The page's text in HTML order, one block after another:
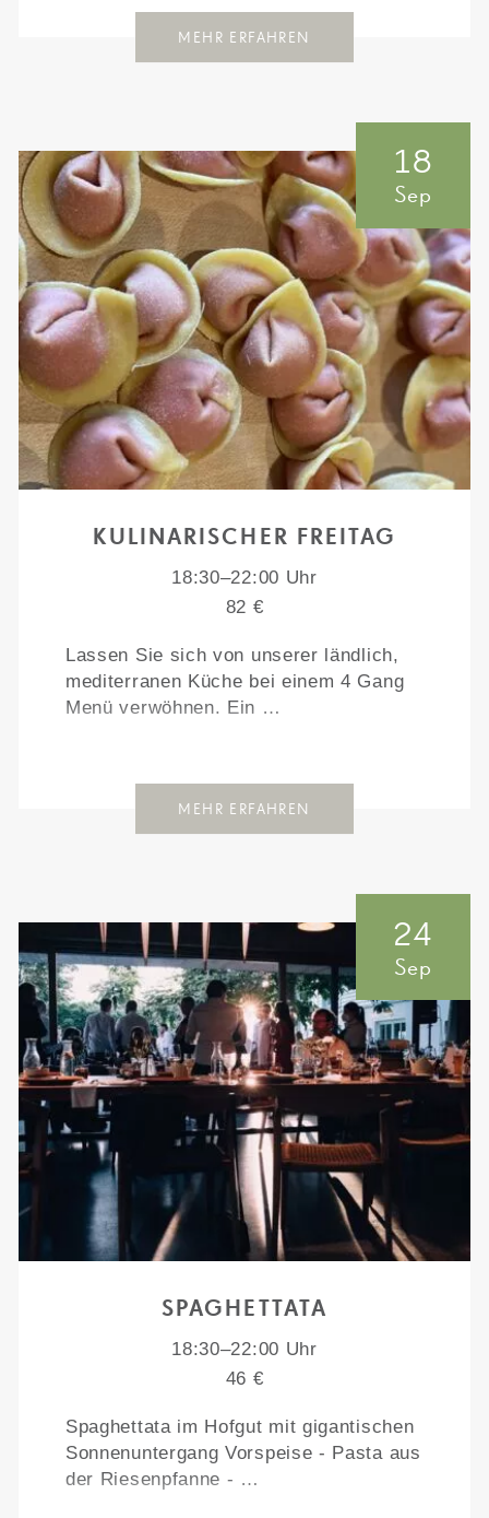
MEHR ERFAHREN
18
Sep
KULINARISCHER FREITAG
18:30–22:00 Uhr
82 €
Lassen Sie sich von unserer ländlich,
mediterranen Küche bei einem 4 Gang
Menü verwöhnen. Ein …
MEHR ERFAHREN
24
Sep
SPAGHETTATA
18:30–22:00 Uhr
46 €
Spaghettata im Hofgut mit gigantischen
Sonnenuntergang Vorspeise - Pasta aus
der Riesenpfanne - …